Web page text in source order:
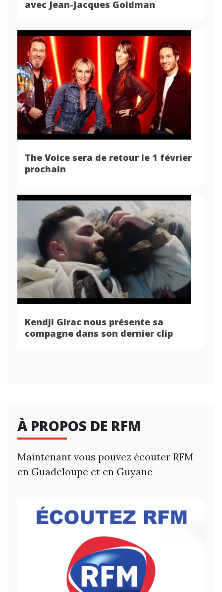
avec Jean-Jacques Goldman
The Voice sera de retour le 1 février
prochain
Kendji Girac nous présente sa
compagne dans son dernier clip
À PROPOS DE RFM
Maintenant vous pouvez écouter RFM
en Guadeloupe et en Guyane